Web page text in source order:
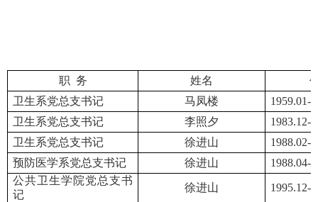
职 务 姓名
卫生系党总支书记
马凤楼
1959.01-
卫生系党总支书记
李照夕
1983.12-
卫生系党总支书记
徐进山
1988.02-
预防医学系党总支书记
徐进山
1988.04-
公共卫生学院党总支书
记
徐进山
1995.12-